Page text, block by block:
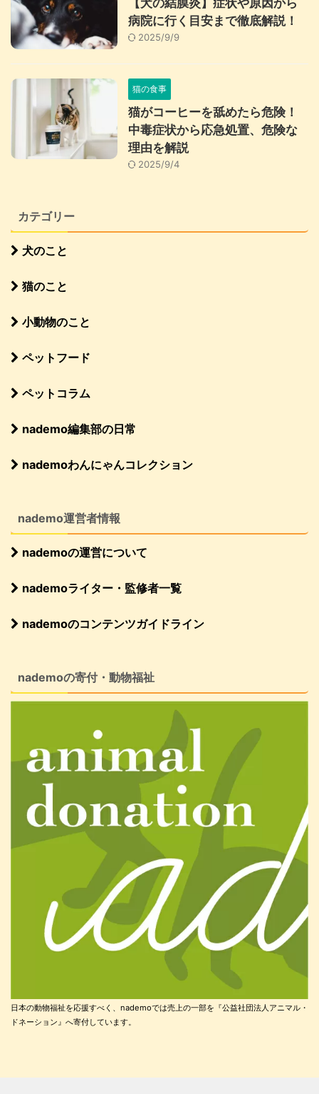
病院に行く目安まで徹底解説！
2025/9/9
猫の食事
猫がコーヒーを舐めたら危険！
中毒症状から応急処置、危険な
理由を解説
2025/9/4
カテゴリー
犬のこと
猫のこと
小動物のこと
ペットフード
ペットコラム
nademo編集部の日常
nademoわんにゃんコレクション
nademo運営者情報
nademoの運営について
nademoライター・監修者一覧
nademoのコンテンツガイドライン
nademoの寄付・動物福祉
日本の動物福祉を応援すべく、nademoでは売上の一部を『公益社団法人アニマル・
ドネーション』へ寄付しています。